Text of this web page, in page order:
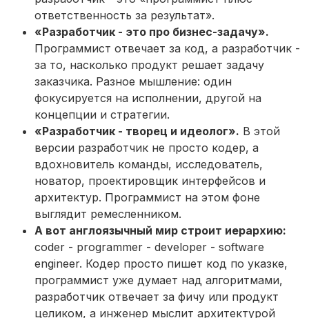
ответственность за результат».
«Разработчик - это про бизнес-задачу».
Программист отвечает за код, а разработчик -
за то, насколько продукт решает задачу
заказчика. Разное мышление: один
фокусируется на исполнении, другой на
концепции и стратегии.
«Разработчик - творец и идеолог». В этой
версии разработчик не просто кодер, а
вдохновитель команды, исследователь,
новатор, проектировщик интерфейсов и
архитектур. Программист на этом фоне
выглядит ремесленником.
А вот англоязычный мир строит иерархию:
coder - programmer - developer - software
engineer. Кодер просто пишет код по указке,
программист уже думает над алгоритмами,
разработчик отвечает за фичу или продукт
целиком, а инженер мыслит архитектурой